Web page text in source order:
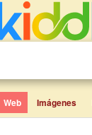
Web Imágenes